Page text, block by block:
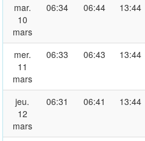
mar.
10
mars
06:34 06:44 13:44
mer.
11
mars
06:33 06:43 13:44
jeu.
12
mars
06:31 06:41 13:44